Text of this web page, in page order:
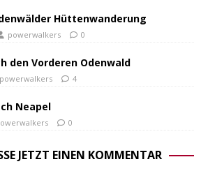
Hüttenwanderung
powerwalkers 0
den Vorderen Odenwald
powerwalkers 4
Neapel
0
JETZT EINEN KOMMENTAR